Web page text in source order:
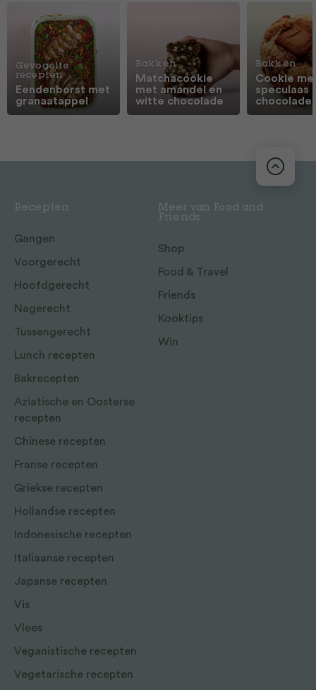
Gevogelte
recepten
Eendenborst met
granaatappel
Bakken
Matchacookie
met amandel en
witte chocolade
Bakken
Cookie
speculaas
chocolade
Recepten
Gangen
Voorgerecht
Hoofdgerecht
Nagerecht
Tussengerecht
Lunch recepten
Bakrecepten
Aziatische en Oosterse
recepten
Chinese recepten
Franse recepten
Griekse recepten
Hollandse recepten
Indonesische recepten
Italiaanse recepten
Japanse recepten
Vis
Vlees
Veganistische recepten
Vegetarische recepten
Meer van Food and
Friends
Shop
Food & Travel
Friends
Kooktips
Win